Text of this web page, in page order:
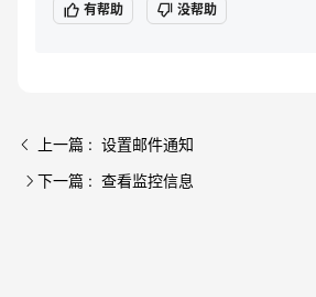
有帮助 没帮助
上一篇 : 设置邮件通知
下一篇 : 查看监控信息